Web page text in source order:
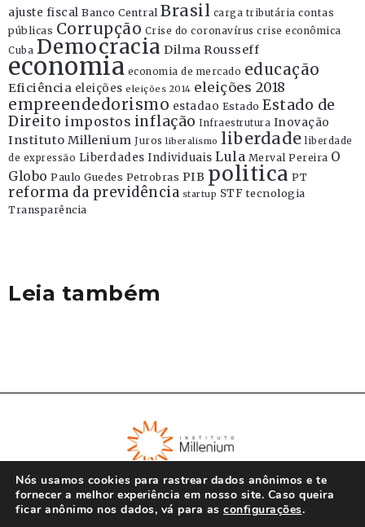
ajuste fiscal Banco Central Brasil carga tributária contas
públicas Corrupção Crise do coronavírus crise econômica
Cuba Democracia Dilma Rousseff
economia economia de mercado educação
Eficiência eleições eleições 2014 eleições 2018
empreendedorismo estadao Estado Estado de
Direito impostos inflação Infraestrutura Inovação
Instituto Millenium Juros liberalismo liberdade liberdade
de expressão Liberdades Individuais Lula Merval Pereira O
Globo Paulo Guedes Petrobras PIB politica PT
reforma da previdência startup STF tecnologia
Transparência
Leia também
Nós usamos cookies para rastrear dados anônimos e te
fornecer a melhor experiência em nosso site. Caso queira
ficar anônimo nos dados, vá para as configurações.